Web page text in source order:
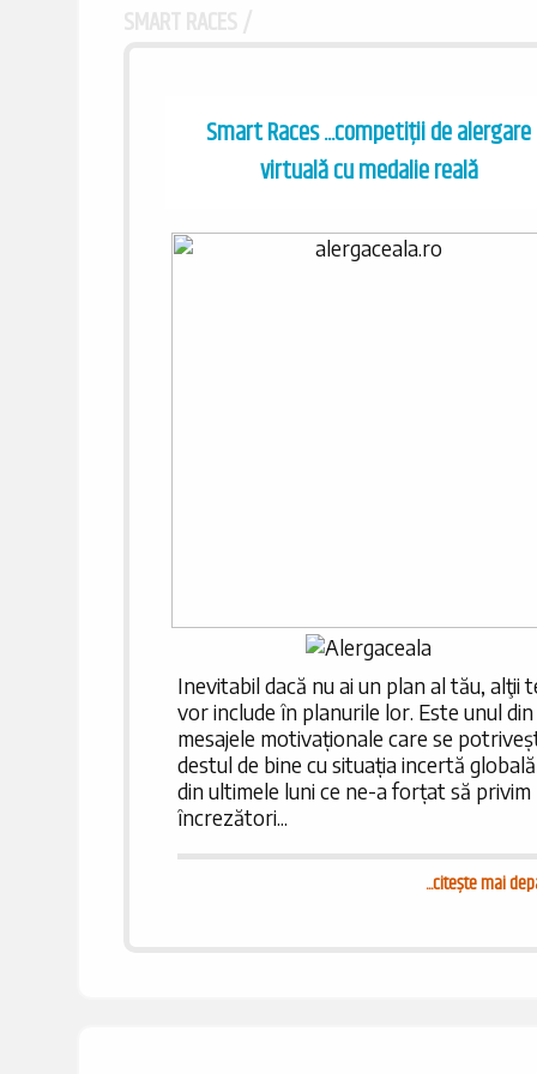
SMART RACES /
Smart Races ...competiții de alergare
virtuală cu medalie reală
Inevitabil dacă nu ai un plan al tău, alţii
vor include în planurile lor. Este unul din
mesajele motivaționale care se
destul de bine cu situația incertă globală
din ultimele luni ce ne-a forțat să privim
încrezători...
...citește mai